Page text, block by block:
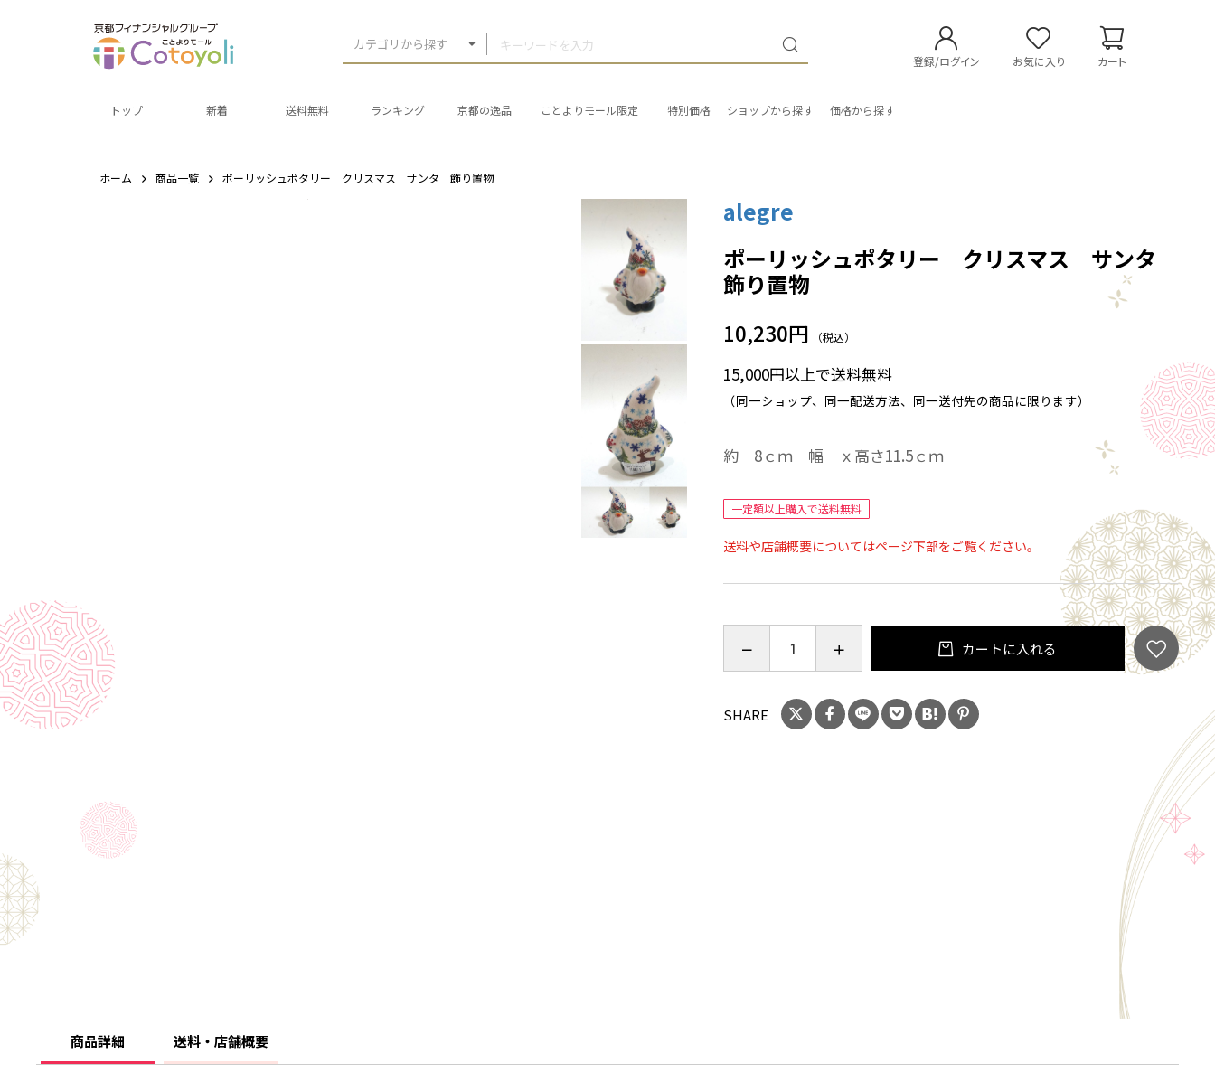
カテゴリから探す
登録/ログイン お気に入り カート
トップ 新着 送料無料 ランキング 京都の逸品 ことよりモール限定 特別価格 ショップから探す 価格から探す
ホーム 商品一覧 ポーリッシュポタリー クリスマス サンタ 飾り置物
alegre
ポーリッシュポタリー クリスマス サンタ
飾り置物
10,230円 （税込）
15,000円以上で送料無料
（同一ショップ、同一配送方法、同一送付先の商品に限ります）
約 8ｃｍ 幅 ｘ高さ11.5ｃｍ
一定額以上購入で送料無料
送料や店舗概要についてはページ下部をご覧ください。
カートに入れる
SHARE
商品詳細 送料・店舗概要